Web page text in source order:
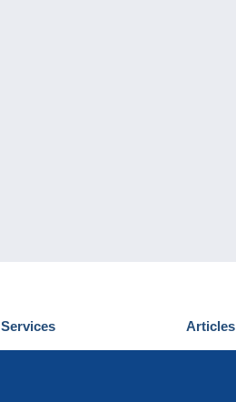
Services
Découvrir Delcampe
Articles